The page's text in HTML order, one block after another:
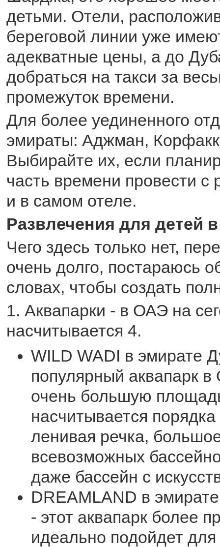
детьми. Отели,
береговой линии уже
адекватные цены, а до
добраться на такси за
промежуток времени.
Для более уединенного
эмираты: Аджман,
Выбирайте их, если
часть времени провести
и в самом отеле.
Развлечения для детей
Чего здесь только нет,
очень долго, постараюсь
словах, чтобы создать
1. Аквапарки - в ОАЭ на
насчитывается 4.
WILD WADI в эмирате
популярный аквапарк
очень большую
насчитывается порядка
ленивая речка,
всевозможных
даже бассейн с
DREAMLAND в
- этот аквапарк более
идеально подойдет